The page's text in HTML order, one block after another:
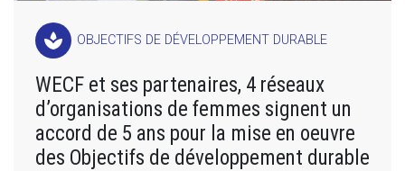
spa OBJECTIFS DE DÉVELOPPEMENT DURABLE
WECF et ses partenaires, 4 réseaux
d’organisations de femmes signent un
accord de 5 ans pour la mise en oeuvre
des Objectifs de développement durable